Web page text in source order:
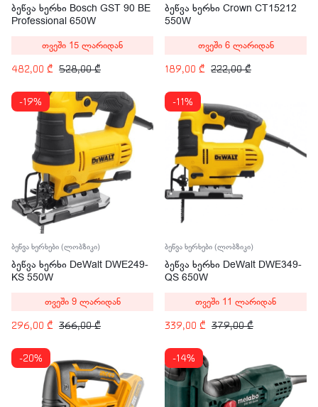
ბეწვა ხერხი Bosch GST 90 BE
Professional 650W
528,00₾
482,00 ₾
თვეში 15 ლარიდან
ბეწვა ხერხი Crown CT15212
550W
222,00₾
189,00 ₾
თვეში 6 ლარიდან
-19%
ბეწვა ხერხები (ლობზიკი)
ბეწვა ხერხი DeWalt DWE249-
KS 550W
366,00₾
296,00 ₾
თვეში 9 ლარიდან
-11%
ბეწვა ხერხები (ლობზიკი)
ბეწვა ხერხი DeWalt DWE349-
QS 650W
379,00₾
339,00 ₾
თვეში 11 ლარიდან
-20% -14%